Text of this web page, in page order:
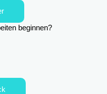
beginnen?